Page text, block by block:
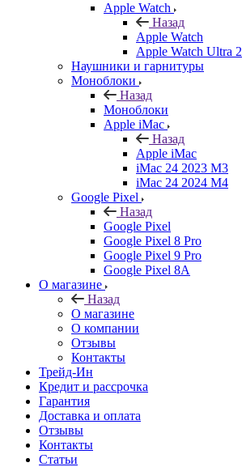
Apple Watch
Назад
Apple Watch
Apple Watch Ultra 2
Наушники и гарнитуры
Моноблоки
Назад
Моноблоки
Apple iMac
Назад
Apple iMac
iMac 24 2023 M3
iMac 24 2024 M4
Google Pixel
Назад
Google Pixel
Google Pixel 8 Pro
Google Pixel 9 Pro
Google Pixel 8A
О магазине
Назад
О магазине
О компании
Отзывы
Контакты
Трейд-Ин
Кредит и рассрочка
Гарантия
Доставка и оплата
Отзывы
Контакты
Статьи